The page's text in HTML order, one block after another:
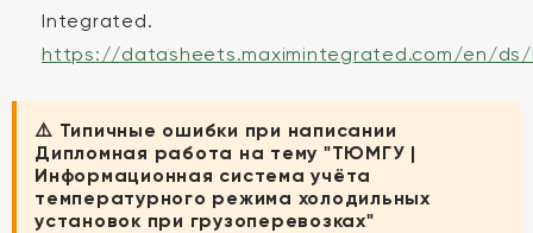
Integrated.
https://datasheets.maximintegrated.com/en/ds/
⚠️ Типичные ошибки при написании
Дипломная работа на тему "ТЮМГУ |
Информационная система учёта
температурного режима холодильных
установок при грузоперевозках"